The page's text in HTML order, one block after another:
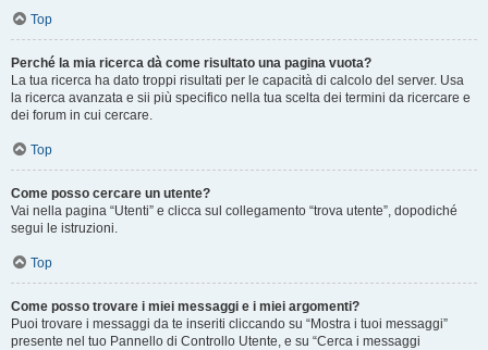
Top
Perché la mia ricerca dà come risultato una pagina vuota?
La tua ricerca ha dato troppi risultati per le capacità di calcolo del server. Usa
la ricerca avanzata e sii più specifico nella tua scelta dei termini da ricercare e
dei forum in cui cercare.
Top
Come posso cercare un utente?
Vai nella pagina “Utenti” e clicca sul collegamento “trova utente”, dopodiché
segui le istruzioni.
Top
Come posso trovare i miei messaggi e i miei argomenti?
Puoi trovare i messaggi da te inseriti cliccando su “Mostra i tuoi messaggi”
presente nel tuo Pannello di Controllo Utente, e su “Cerca i messaggi